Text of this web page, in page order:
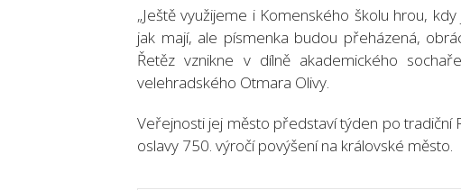
„Ještě využijeme i Komenského školu hrou,
jak mají, ale písmenka budou přeházená,
Řetěz vznikne v dílně akademického
velehradského Otmara Olivy.
Veřejnosti jej město představí týden po tradiční
oslavy 750. výročí povýšení na královské město.